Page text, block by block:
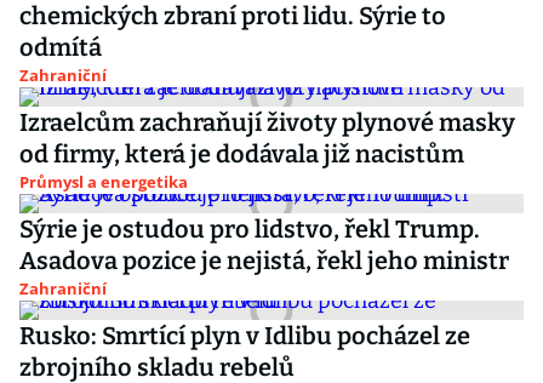
chemických zbraní proti lidu. Sýrie to
odmítá
Zahraniční
Izraelcům zachraňují životy plynové masky
od firmy, která je dodávala již nacistům
Průmysl a energetika
Sýrie je ostudou pro lidstvo, řekl Trump.
Asadova pozice je nejistá, řekl jeho ministr
Zahraniční
Rusko: Smrtící plyn v Idlibu pocházel ze
zbrojního skladu rebelů